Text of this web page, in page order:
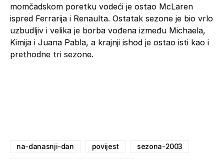
momčadskom poretku vodeći je ostao McLaren
ispred Ferrarija i Renaulta. Ostatak sezone je bio vrlo
uzbudljiv i velika je borba vođena između Michaela,
Kimija i Juana Pabla, a krajnji ishod je ostao isti kao i
prethodne tri sezone.
na-danasnji-dan povijest sezona-2003